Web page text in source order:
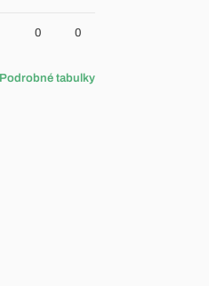
0 0
Podrobné tabulky